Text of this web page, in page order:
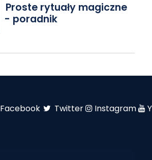
Proste rytuały magiczne
- poradnik
Facebook Twitter Instagram